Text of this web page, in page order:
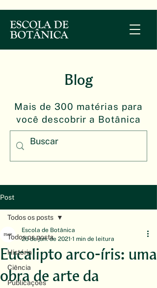
Blog
Mais de 300 matérias para
você descobrir a Botânica
Post
Todos os posts
História
Ciência
Publicações
Todos os posts
Eucalipto arco-íris: uma
obra de arte da
Escola de Botânica
26 de jun. de 2021 1 min de leitura